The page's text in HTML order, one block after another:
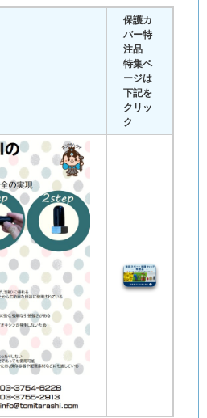
保護カ
バー特
注品
特集ペ
ージは
下記を
クリッ
ク